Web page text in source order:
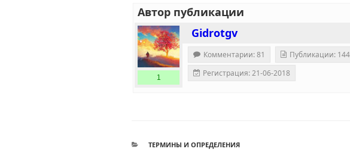
Автор публикации
Gidrotgv
1
Комментарии: 81
Публикации:
Регистрация: 21-06-2018
РУБРИКИ
ТЕРМИНЫ И ОПРЕДЕЛЕНИЯ